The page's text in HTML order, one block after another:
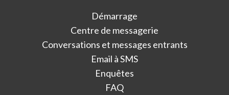
Démarrage
Centre de messagerie
Conversations et messages entrants
Email à SMS
Enquêtes
FAQ